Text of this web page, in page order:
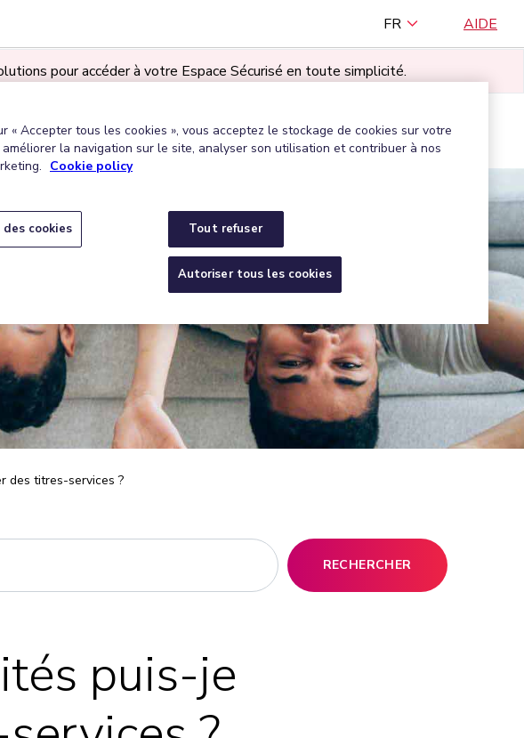
FR AIDE
pour accéder à votre Espace Sécurisé en toute simplicité.
MON ESPACE UTILISATEUR·RICE
Trouver une entreprise agréée
des titres-services ?
RECHERCHER
puis-je
« Accepter tous les cookies », vous acceptez le stockage de cookies sur votre
la navigation sur le site, analyser son utilisation et contribuer à nos
Cookie policy
Tout refuser
Autoriser tous les cookies
des cookies